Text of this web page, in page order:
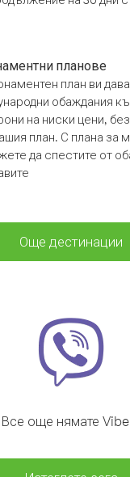
планове
план ви
обаждания
на ниски цени,
план. С плана за
да спестите от
Още дестинации
Все още нямате